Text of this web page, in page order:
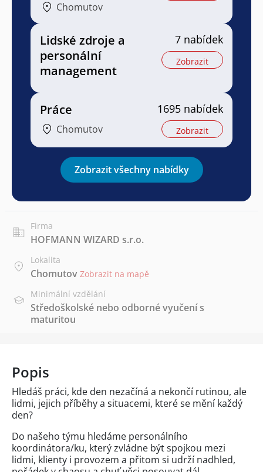
Chomutov
Lidské zdroje a
personální
management
7 nabídek
Zobrazit
Práce
Chomutov
1695 nabídek
Zobrazit
Zobrazit všechny nabídky
Firma
HOFMANN WIZARD s.r.o.
Lokalita
Chomutov Zobrazit na mapě
Minimální vzdělání
Středoškolské nebo odborné vyučení s
maturitou
Popis
Hledáš práci, kde den nezačíná a nekončí rutinou, ale
lidmi, jejich příběhy a situacemi, které se mění každý
den?
Do našeho týmu hledáme personálního
koordinátora/ku, který zvládne být spojkou mezi
lidmi, klienty i provozem a přitom si udrží nadhled,